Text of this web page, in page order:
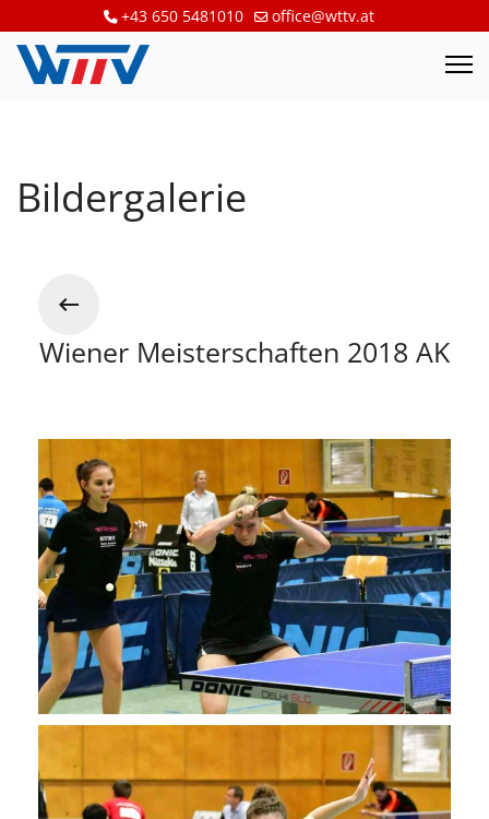
+43 650 5481010 office@wttv.at
Bildergalerie
Wiener Meisterschaften 2018 AK